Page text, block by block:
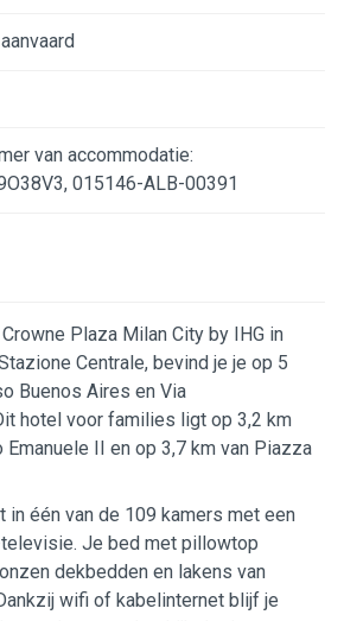
van accommodatie:
015146-ALB-00391
Plaza Milan City by IHG in
Centrale, bevind je je op 5
Buenos Aires en Via
Emanuele II en op 3,7 km van Piazza
in één van de 109 kamers met een
Je bed met pillowtop
dekbedden en lakens van
wifi of kabelinternet blijf je